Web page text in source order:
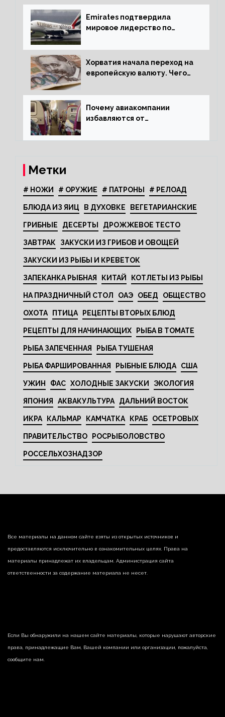
Emirates подтвердила
мировое лидерство по
Хорватия начала переход на
европейскую валюту. Чего
Почему авиакомпании
избавляются от
Метки
# НОЖИ # ОРУЖИЕ # ПАТРОНЫ # РЕЛОАД
БЛЮДА ИЗ ЯИЦ В ДУХОВКЕ ВЕГЕТАРИАНСКИЕ
ГРИБНЫЕ ДЕСЕРТЫ ДРОЖЖЕВОЕ ТЕСТО
ЗАВТРАК ЗАКУСКИ ИЗ ГРИБОВ И ОВОЩЕЙ
ЗАКУСКИ ИЗ РЫБЫ И КРЕВЕТОК
ЗАПЕКАНКА РЫБНАЯ КИТАЙ КОТЛЕТЫ ИЗ РЫБЫ
НА ПРАЗДНИЧНЫЙ СТОЛ ОАЭ ОБЕД ОБЩЕСТВО
ОХОТА ПТИЦА РЕЦЕПТЫ ВТОРЫХ БЛЮД
РЕЦЕПТЫ ДЛЯ НАЧИНАЮЩИХ РЫБА В ТОМАТЕ
РЫБА ЗАПЕЧЕННАЯ РЫБА ТУШЕНАЯ
РЫБА ФАРШИРОВАННАЯ РЫБНЫЕ БЛЮДА США
УЖИН ФАС ХОЛОДНЫЕ ЗАКУСКИ ЭКОЛОГИЯ
ЯПОНИЯ АКВАКУЛЬТУРА ДАЛЬНИЙ ВОСТОК
ИКРА КАЛЬМАР КАМЧАТКА КРАБ ОСЕТРОВЫХ
ПРАВИТЕЛЬСТВО РОСРЫБОЛОВСТВО
РОССЕЛЬХОЗНАДЗОР
Все материалы на данном сайте взяты из открытых источников и
предоставляются исключительно в ознакомительных целях. Права на
материалы принадлежат их владельцам. Администрация сайта
ответственности за содержание материала не несет.
Если Вы обнаружили на нашем сайте материалы, которые нарушают авторские
права, принадлежащие Вам, Вашей компании или организации, пожалуйста,
сообщите нам.